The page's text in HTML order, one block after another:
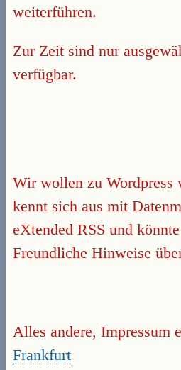
weiterführen.
Zur Zeit sind nur
verfügbar.
Wir wollen zu Wordpress
kennt sich aus mit
eXtended RSS und
Freundliche Hinweise
Alles andere, Impressum
Frankfurt